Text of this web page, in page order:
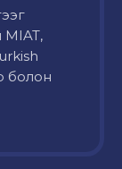
болон